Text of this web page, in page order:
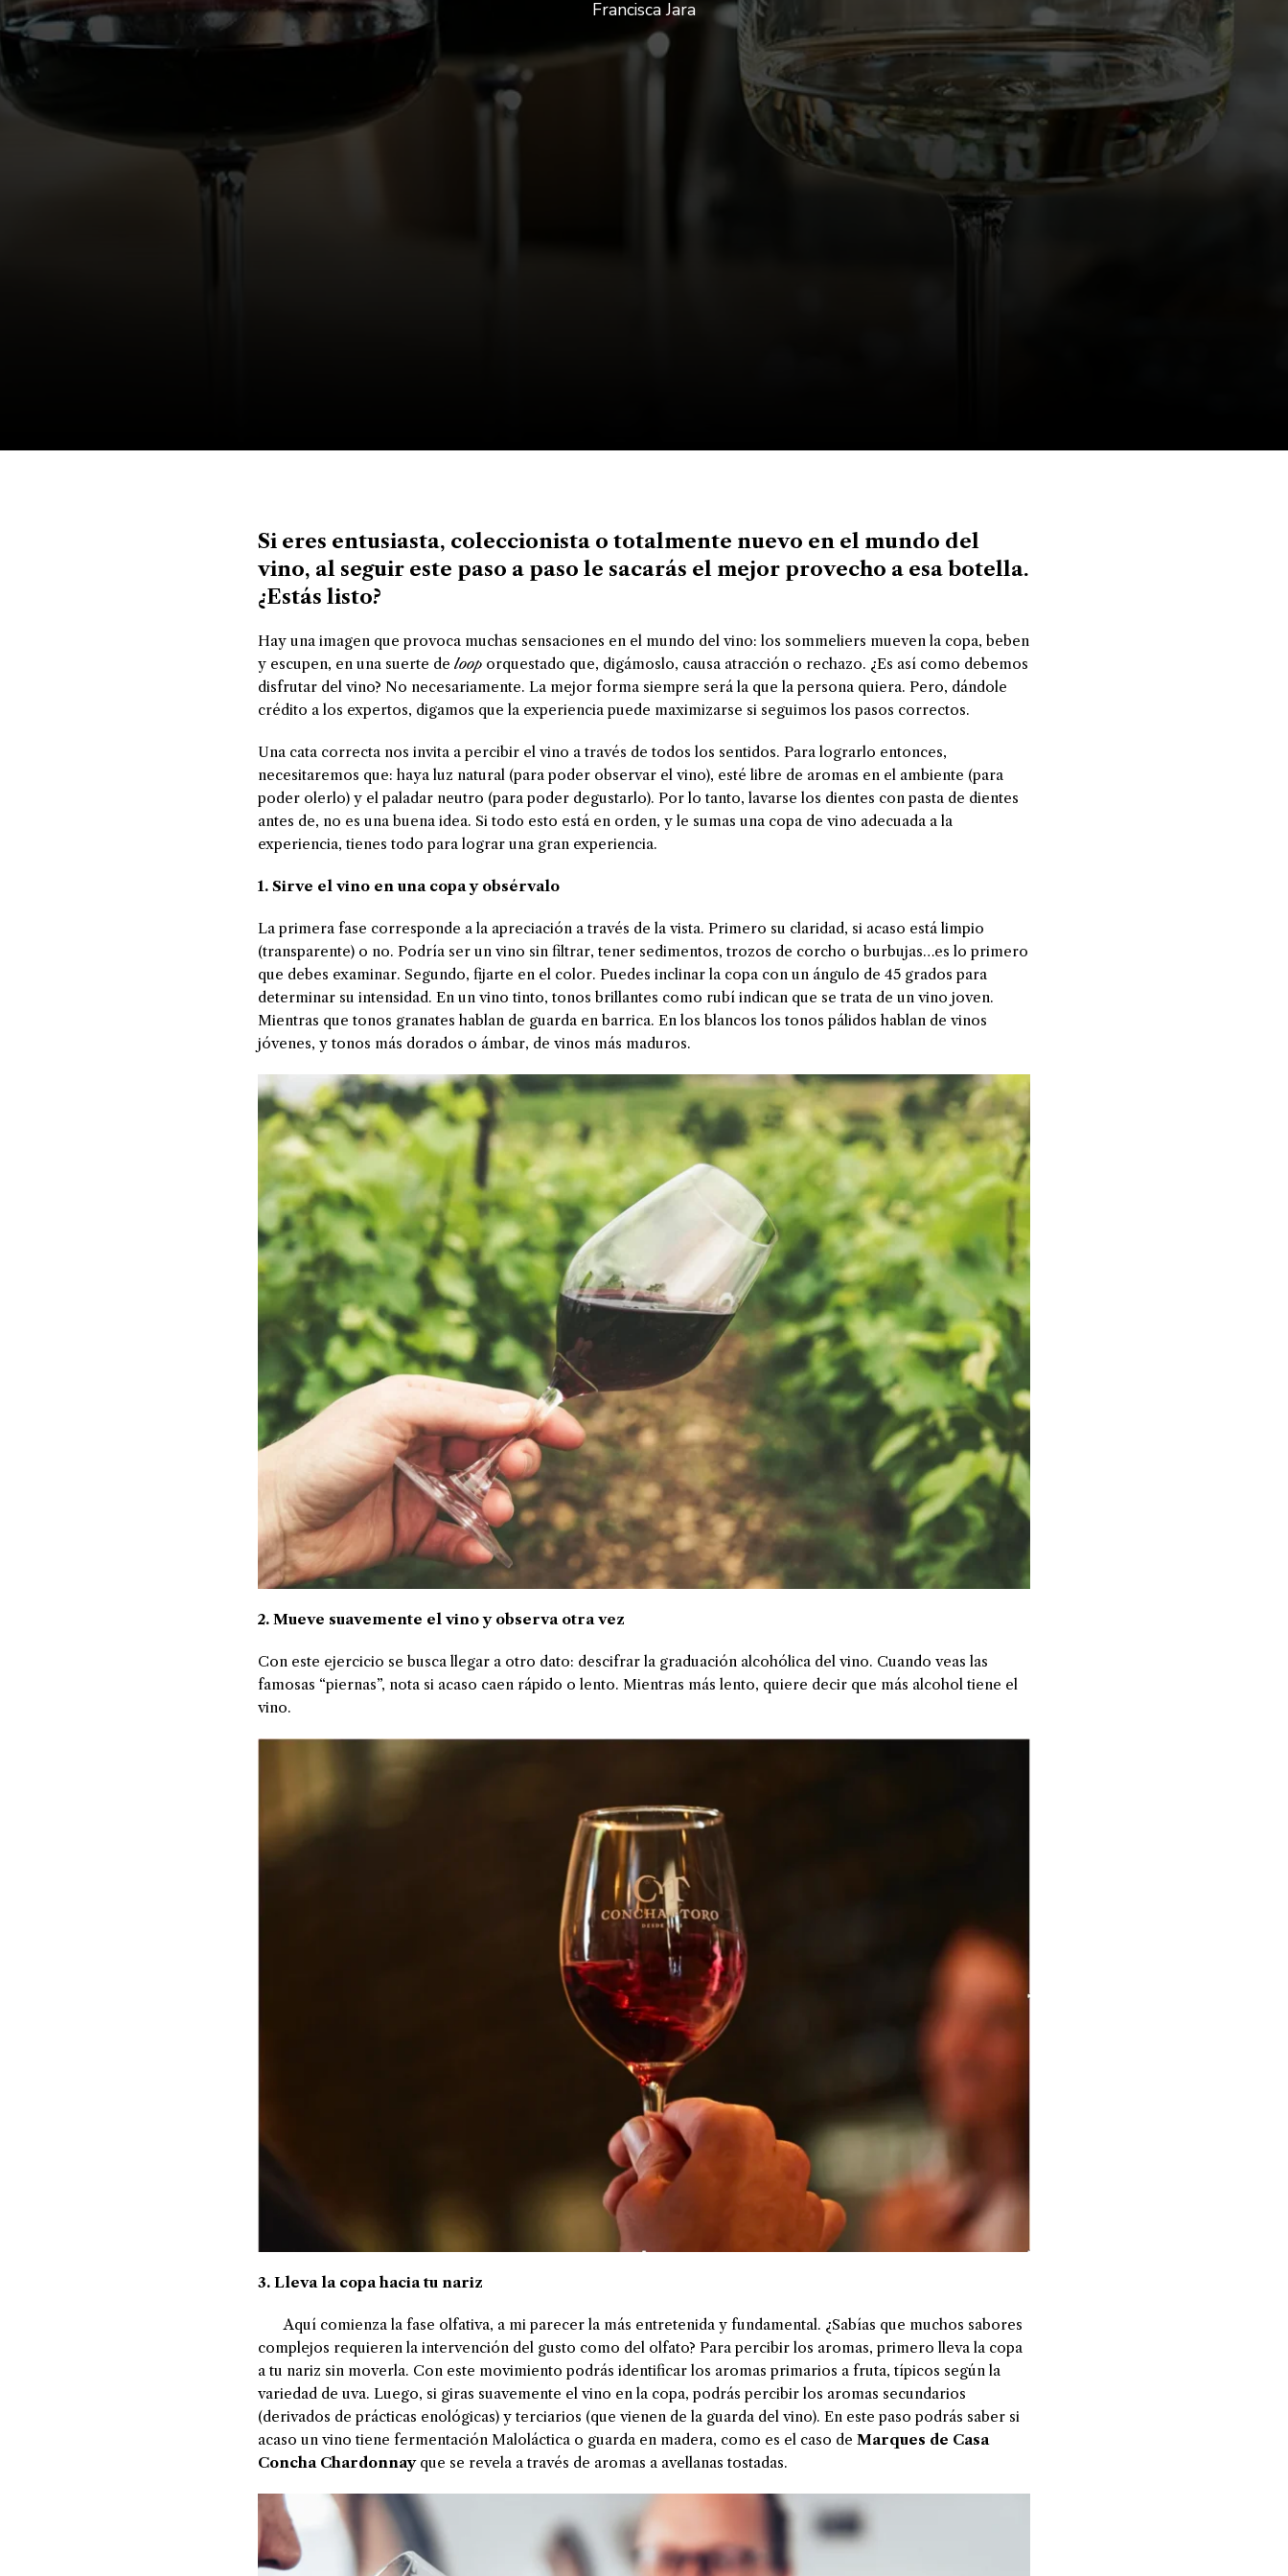
Francisca Jara
Si eres entusiasta, coleccionista o totalmente nuevo en el mundo del
vino, al seguir este paso a paso le sacarás el mejor provecho a esa botella.
¿Estás listo?
Hay una imagen que provoca muchas sensaciones en el mundo del vino: los sommeliers mueven la copa, beben
y escupen, en una suerte de loop orquestado que, digámoslo, causa atracción o rechazo. ¿Es así como debemos
disfrutar del vino? No necesariamente. La mejor forma siempre será la que la persona quiera. Pero, dándole
crédito a los expertos, digamos que la experiencia puede maximizarse si seguimos los pasos correctos.
Una cata correcta nos invita a percibir el vino a través de todos los sentidos. Para lograrlo entonces,
necesitaremos que: haya luz natural (para poder observar el vino), esté libre de aromas en el ambiente (para
poder olerlo) y el paladar neutro (para poder degustarlo). Por lo tanto, lavarse los dientes con pasta de dientes
antes de, no es una buena idea. Si todo esto está en orden, y le sumas una copa de vino adecuada a la
experiencia, tienes todo para lograr una gran experiencia.
1. Sirve el vino en una copa y obsérvalo
La primera fase corresponde a la apreciación a través de la vista. Primero su claridad, si acaso está limpio
(transparente) o no. Podría ser un vino sin filtrar, tener sedimentos, trozos de corcho o burbujas…es lo primero
que debes examinar. Segundo, fijarte en el color. Puedes inclinar la copa con un ángulo de 45 grados para
determinar su intensidad. En un vino tinto, tonos brillantes como rubí indican que se trata de un vino joven.
Mientras que tonos granates hablan de guarda en barrica. En los blancos los tonos pálidos hablan de vinos
jóvenes, y tonos más dorados o ámbar, de vinos más maduros.
2. Mueve suavemente el vino y observa otra vez
Con este ejercicio se busca llegar a otro dato: descifrar la graduación alcohólica del vino. Cuando veas las
famosas “piernas”, nota si acaso caen rápido o lento. Mientras más lento, quiere decir que más alcohol tiene el
vino.
3. Lleva la copa hacia tu nariz
Aquí comienza la fase olfativa, a mi parecer la más entretenida y fundamental. ¿Sabías que muchos sabores
complejos requieren la intervención del gusto como del olfato? Para percibir los aromas, primero lleva la copa
a tu nariz sin moverla. Con este movimiento podrás identificar los aromas primarios a fruta, típicos según la
variedad de uva. Luego, si giras suavemente el vino en la copa, podrás percibir los aromas secundarios
(derivados de prácticas enológicas) y terciarios (que vienen de la guarda del vino). En este paso podrás saber si
acaso un vino tiene fermentación Maloláctica o guarda en madera, como es el caso de Marques de Casa
Concha Chardonnay que se revela a través de aromas a avellanas tostadas.